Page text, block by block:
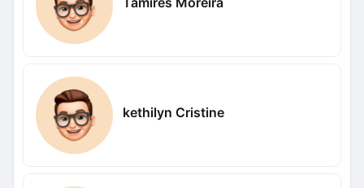
kethilyn Cristine